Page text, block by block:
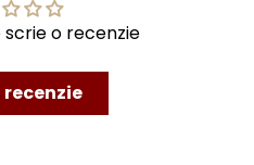
scrie o recenzie
recenzie